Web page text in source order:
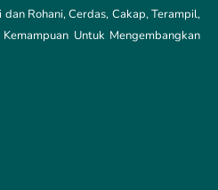
Rohani, Cerdas, Cakap, Terampil,
Untuk Mengembangkan